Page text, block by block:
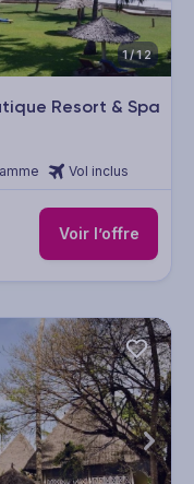
1/12
Resort & Spa
Vol inclus
Voir l’offre